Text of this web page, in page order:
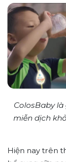
ColosBaby
miễn dịch
Hiện nay trên